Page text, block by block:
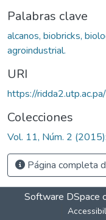
Palabras clave
alcanos, biobricks,
agroindustrial.
URI
https://
Colecciones
Vol. 11, Núm. 2
Página completa
Software DSpace